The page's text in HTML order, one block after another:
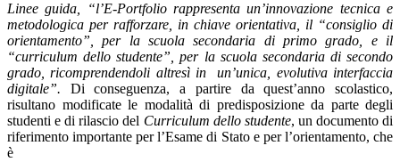
Linee guida, “l’E-Portfolio rappresenta un’innovazione tecnica e
metodologica per rafforzare, in chiave orientativa, il “consiglio di
orientamento”, per la scuola secondaria di primo grado, e il
“curriculum dello studente”, per la scuola secondaria di secondo
grado, ricomprendendoli altresì inun’unica, evolutiva interfaccia
digitale”. Di conseguenza, a partire da quest’anno scolastico,
risultano modificate le modalità di predisposizione da parte degli
studenti e di rilascio del Curriculum dello studente, un documento di
riferimento importante per l’Esame di Stato e per l’orientamento, che
è